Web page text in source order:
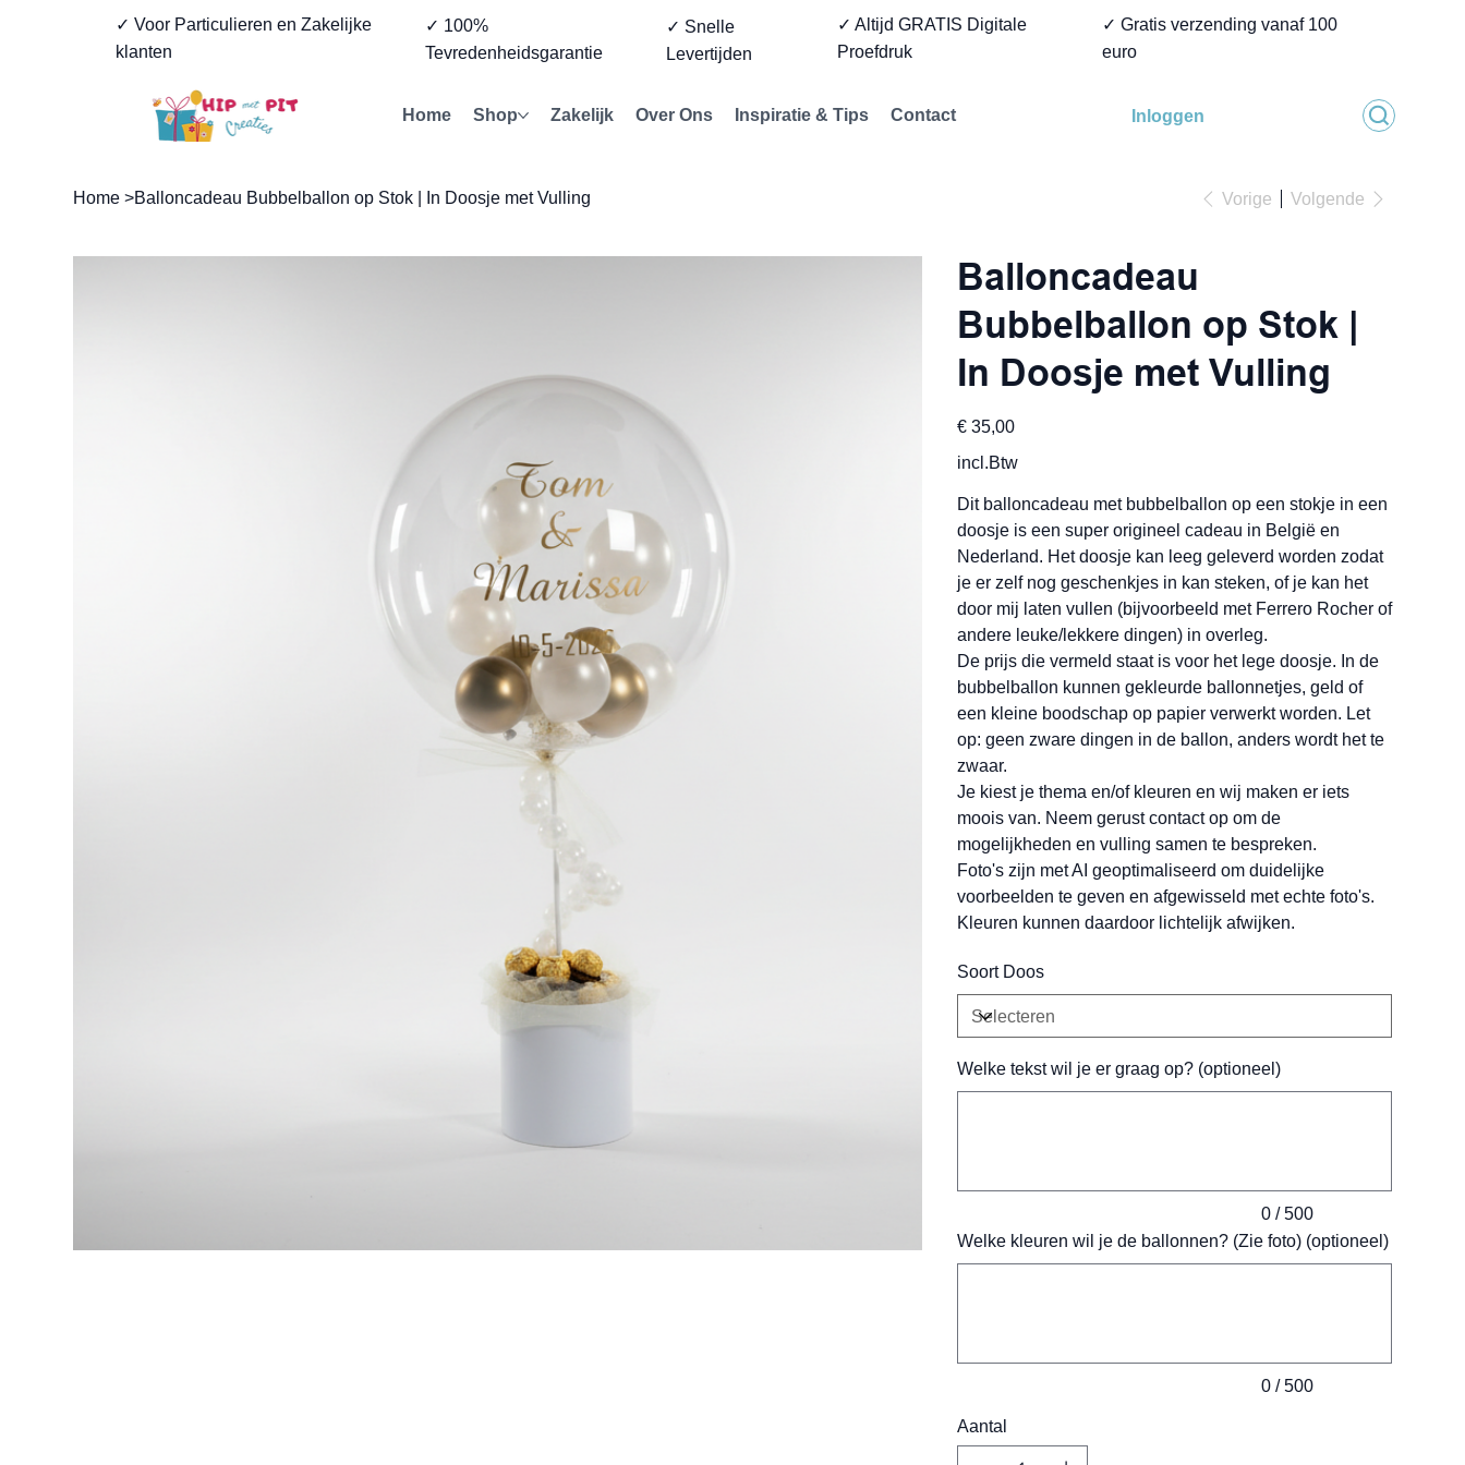
✓ Voor Particulieren en Zakelijke
klanten
✓ 100%
Tevredenheidsgarantie
✓ Snelle
Levertijden
✓ Altijd GRATIS Digitale
Proefdruk
✓ Gratis verzending vanaf 100
euro
Home Shop Zakelijk Over Ons Inspiratie & Tips Contact Inloggen
Home >Balloncadeau Bubbelballon op Stok | In Doosje met Vulling Vorige Volgende
Balloncadeau
Bubbelballon op Stok |
In Doosje met Vulling
Prijs
€ 35,00
incl.Btw
Dit balloncadeau met bubbelballon op een stokje in een
doosje is een super origineel cadeau in België en
Nederland. Het doosje kan leeg geleverd worden zodat
je er zelf nog geschenkjes in kan steken, of je kan het
door mij laten vullen (bijvoorbeeld met Ferrero Rocher of
andere leuke/lekkere dingen) in overleg.
De prijs die vermeld staat is voor het lege doosje. In de
bubbelballon kunnen gekleurde ballonnetjes, geld of
een kleine boodschap op papier verwerkt worden. Let
op: geen zware dingen in de ballon, anders wordt het te
zwaar.
Je kiest je thema en/of kleuren en wij maken er iets
moois van. Neem gerust contact op om de
mogelijkheden en vulling samen te bespreken.
Foto's zijn met AI geoptimaliseerd om duidelijke
voorbeelden te geven en afgewisseld met echte foto's.
Kleuren kunnen daardoor lichtelijk afwijken.
Soort Doos
Welke tekst wil je er graag op? (optioneel)
0 / 500
Welke kleuren wil je de ballonnen? (Zie foto) (optioneel)
0 / 500
Aantal